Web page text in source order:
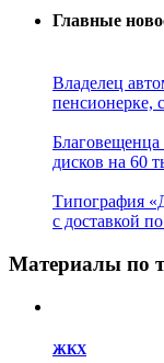
Главные
Владелец
пенсионерке,
Благовещенца
дисков на 60
Типография
с доставкой
Материалы по
ЖКХ